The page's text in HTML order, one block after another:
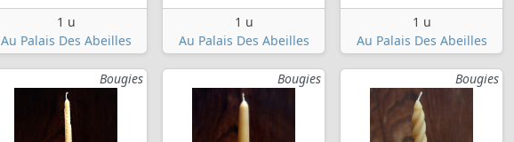
1 u
Au Palais Des Abeilles
1 u
Au Palais Des Abeilles
1 u
Au Palais Des Abeilles
Bougies Bougies Bougies